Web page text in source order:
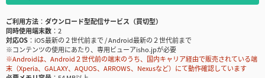
ご利用方法
ダウンロード型配信サービス（買切型）
同時使用端末数
2
対応OS
iOS最新の２世代前まで / Android最新の２世代前まで
※コンテンツの使用にあたり、専用ビューアisho.jpが必要
※Androidは、Android２世代前の端末のうち、国内キャリア経由で販売されている端
末（Xperia、GALAXY、AQUOS、ARROWS、Nexusなど）にて動作確認しています